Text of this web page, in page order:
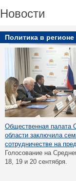
Новости
Политика в регионе
Общественная палата
области заключила
сотрудничестве на
Голосование на
18, 19 и 20 сентября.